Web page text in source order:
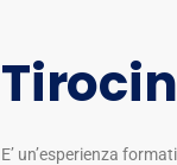
E’ un’esperienza